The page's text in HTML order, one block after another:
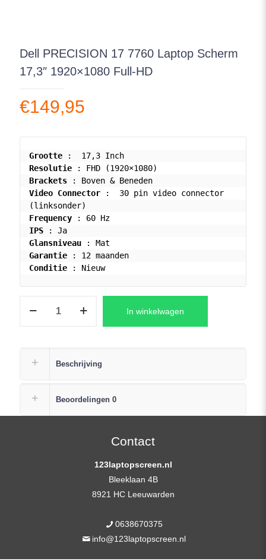
Dell PRECISION 17 7760 Laptop Scherm
17,3″ 1920×1080 Full-HD
€149,95
Grootte
Resolutie
Brackets
Video Connector :  30 pin video connector
Frequency
IPS
Glansniveau
Garantie
Conditie : Nieuw
PRECISION
Laptop
In winkelwagen
Beschrijving
Beoordelingen 0
Contact
123laptopscreen.nl
Bleeklaan 4B
8921 HC Leeuwarden
0638670375
info@123laptopscreen.nl